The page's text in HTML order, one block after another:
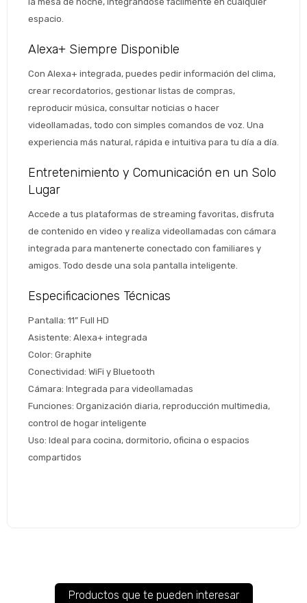
espacio.
Alexa+ Siempre Disponible
Con Alexa+ integrada, puedes pedir información del clima,
crear recordatorios, gestionar listas de compras,
reproducir música, consultar noticias o hacer
videollamadas, todo con simples comandos de voz. Una
experiencia más natural, rápida e intuitiva para tu día a día.
Entretenimiento y Comunicación en un Solo
Lugar
Accede a tus plataformas de streaming favoritas, disfruta
de contenido en video y realiza videollamadas con cámara
integrada para mantenerte conectado con familiares y
amigos. Todo desde una sola pantalla inteligente.
Especificaciones Técnicas
Pantalla: 11” Full HD
Asistente: Alexa+ integrada
Color: Graphite
Conectividad: WiFi y Bluetooth
Cámara: Integrada para videollamadas
Funciones: Organización diaria, reproducción multimedia,
control de hogar inteligente
Uso: Ideal para cocina, dormitorio, oficina o espacios
compartidos
Productos que te pueden interesar
Comprá ahora y Pagá
tarjeta de crédito
* sujeto aprobación crediticia
Celular
Día Mes Año
Volver al inicio
Estás calificado para comprar usando Pago
¡Tenés hasta
para comprar en las cuotas
de pago
Ups!
Parece que no tenes oferta, lamentamos
el inconveniente, por cualquier duda
preguntas@pagodespues.com.uy
¡Algo salió mal!
Por favor intenta nuevamente mas tarde.